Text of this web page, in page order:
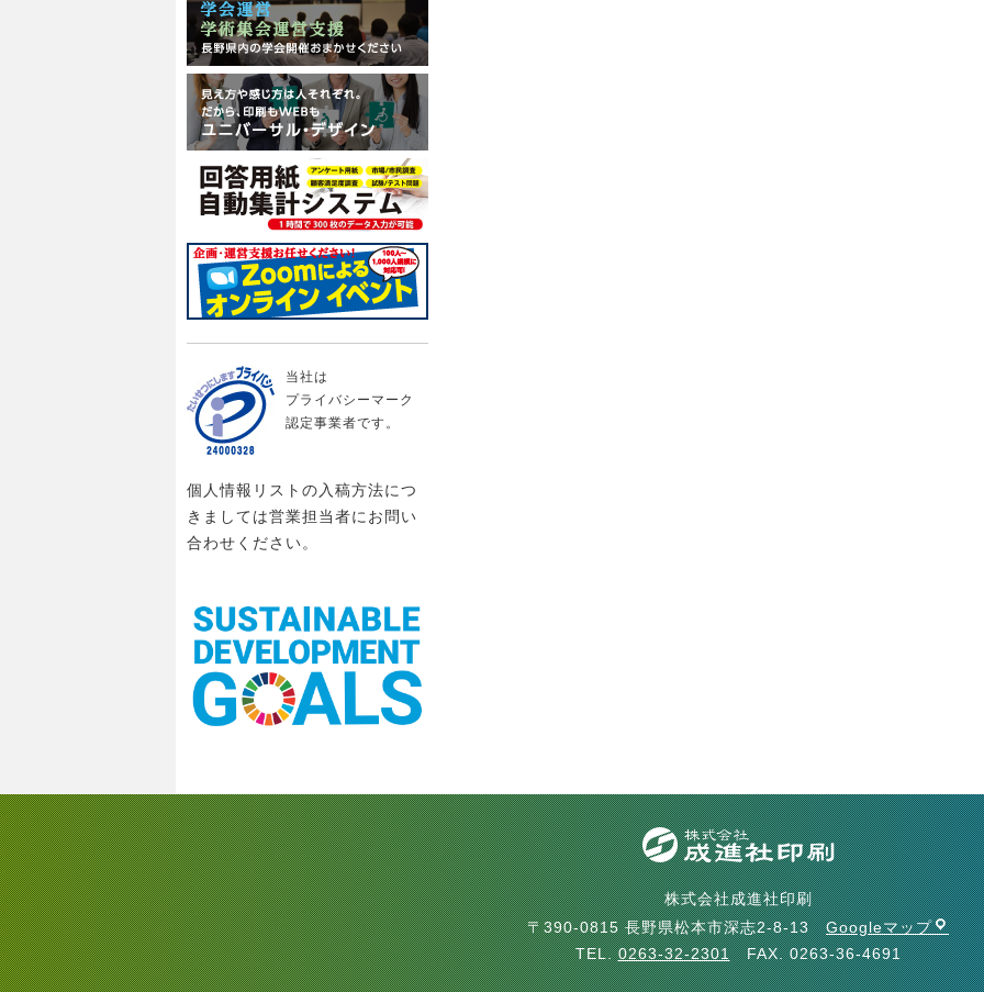
当社は
プライバシーマーク
認定事業者です。
個人情報リストの入稿方法につ
きましては営業担当者にお問い
合わせください。
株式会社成進社印刷
〒390-0815 長野県松本市深志2-8-13Googleマップ
TEL.0263-32-2301FAX. 0263-36-4691